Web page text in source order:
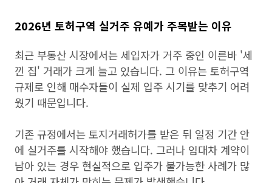
2026년 토허구역 실거주 유예가 주목받는 이유
최근 부동산 시장에서는 세입자가 거주 중인 이른바 '세
낀 집' 거래가 크게 늘고 있습니다. 그 이유는 토허구역
규제로 인해 매수자들이 실제 입주 시기를 맞추기 어려
웠기 때문입니다.
기존 규정에서는 토지거래허가를 받은 뒤 일정 기간 안
에 실거주를 시작해야 했습니다. 그러나 임대차 계약이
남아 있는 경우 현실적으로 입주가 불가능한 사례가 많